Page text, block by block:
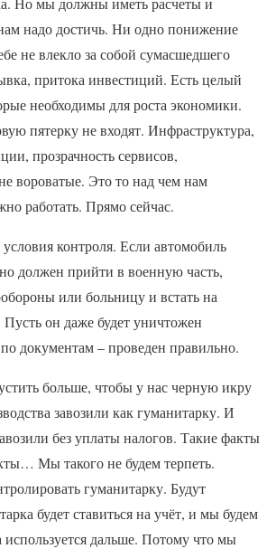
надо достичь. Ни одно понижение
не влекло за собой сумасшедшего
притока инвестиций. Есть целый
необходимы для роста экономики.
пятерку не входят. Инфраструктура,
прозрачность сервисов,
вороватые. Это то над чем нам
работать. Прямо сейчас.
контроля. Если автомобиль
должен прийти в военную часть,
или больницу и встать на
Пусть он даже будет уничтожен
документам – проведен правильно.
больше, чтобы у нас черную икру
завозили как гуманитарку. И
без уплаты налогов. Такие факты
Мы такого не будем терпеть.
гуманитарку. Будут
будет ставиться на учёт, и мы будем
используется дальше. Потому что мы